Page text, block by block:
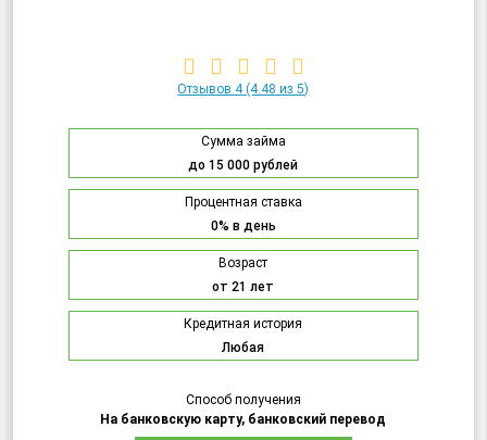
Отзывов 4(4.48 из 5)
Сумма займа
до 15 000 рублей
Процентная ставка
0% в день
Возраст
от 21 лет
Кредитная история
Любая
Способ получения
На банковскую карту, банковский перевод